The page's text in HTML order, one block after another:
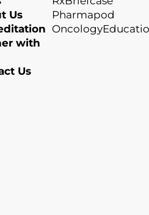
Us
with
Us
Pharmapod